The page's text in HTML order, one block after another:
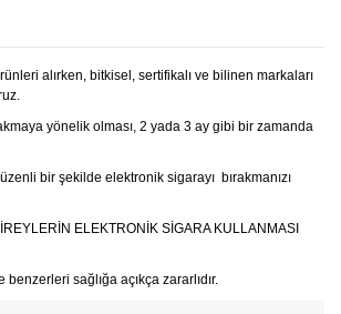
alırken, bitkisel, sertifikalı ve bilinen markaları
yönelik olması, 2 yada 3 ay gibi bir zamanda
bir şekilde elektronik sigarayı bırakmanızı
ELEKTRONİK SİGARA KULLANMASI
sağlığa açıkça zararlıdır.